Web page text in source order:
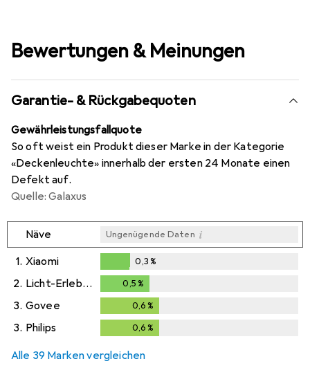
Bewertungen & Meinungen
Garantie- & Rückgabequoten
Gewährleistungsfallquote
So oft weist ein Produkt dieser Marke in der Kategorie
«Deckenleuchte» innerhalb der ersten 24 Monate einen
Defekt auf.
Quelle: Galaxus
Näve Ungenügende Daten i
1. Xiaomi
0,3%
0,3%
2. Licht-Erlebnisse 0,5 %
3. Govee 0,6 %
3. Philips 0,6 %
Alle 39 Marken vergleichen